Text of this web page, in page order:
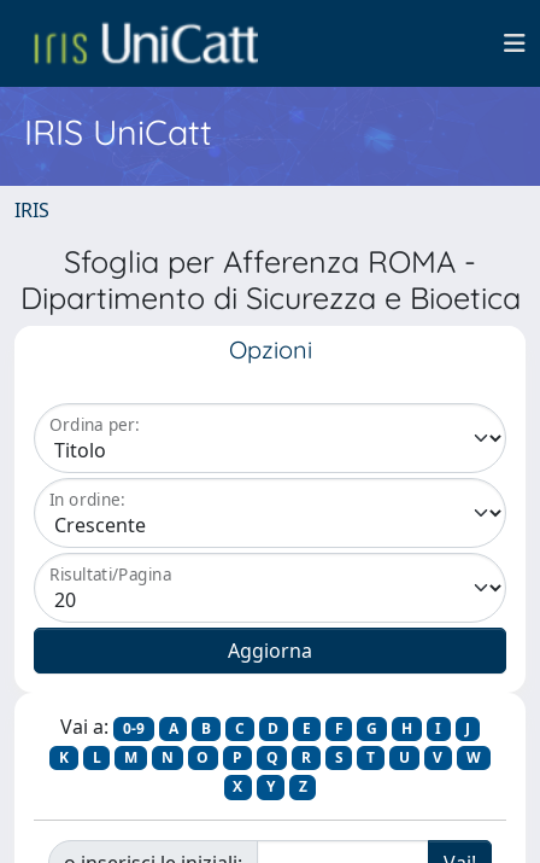
IRIS UniCatt
IRIS
Sfoglia per Afferenza ROMA -
Dipartimento di Sicurezza e Bioetica
Opzioni
Ordina per:
In ordine:
Risultati/Pagina
Vai a: 0-9 A B C D E F G H I
J
K
L M N O P Q R S T U V
W
X
Y Z